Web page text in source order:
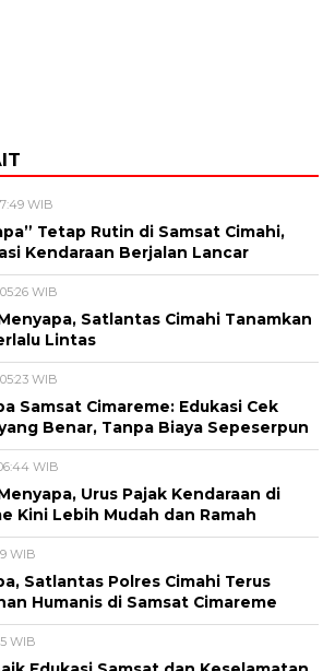
WIB
Tetap Rutin di Samsat Cimahi,
Kendaraan Berjalan Lancar
WIB
Satlantas Cimahi Tanamkan
Lintas
WIB
Samsat Cimareme: Edukasi Cek
Benar, Tanpa Biaya Sepeserpun
WIB
Urus Pajak Kendaraan di
Kini Lebih Mudah dan Ramah
WIB
Satlantas Polres Cimahi Terus
Humanis di Samsat Cimareme
WIB